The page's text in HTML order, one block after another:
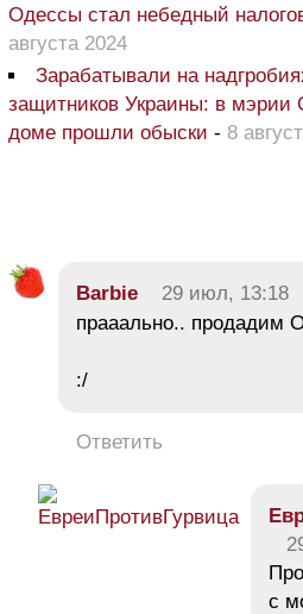
Одессы стал небедный
августа 2024
Зарабатывали на
защитников Украины: в мэрии
доме прошли обыски - 8
Barbie 29 июл, 13:18
прааально.. продадим
:/
Ответить
с